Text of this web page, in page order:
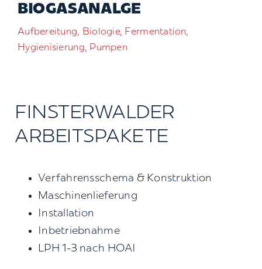
Suche
BIOGASANALGE
Aufbereitung, Biologie, Fermentation,
Hygienisierung, Pumpen
FINSTERWALDER
ARBEITSPAKETE
Verfahrensschema & Konstruktion
Maschinenlieferung
Installation
Inbetriebnahme
LPH 1-3 nach HOAI